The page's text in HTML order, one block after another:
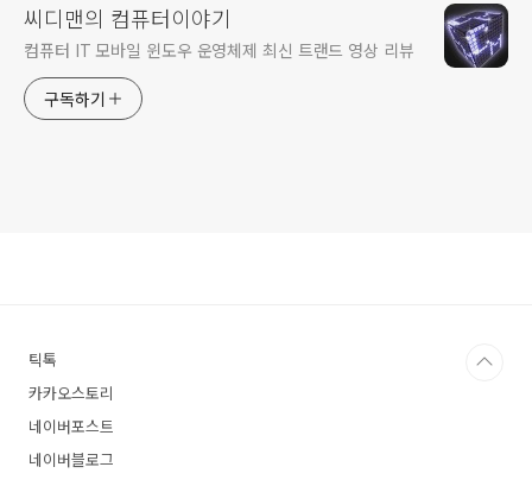
씨디맨의 컴퓨터이야기
컴퓨터 IT 모바일 윈도우 운영체제 최신 트랜드 영상 리뷰
구독하기
틱톡
카카오스토리
네이버포스트
네이버블로그